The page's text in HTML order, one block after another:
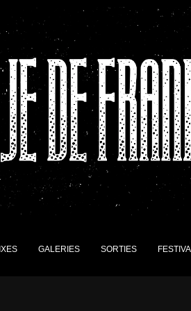
GALERIES SORTIES